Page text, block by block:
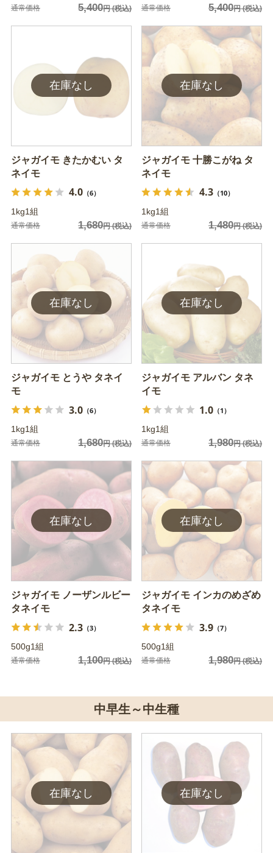
通常価格 5,400円(税込) 通常価格 5,400円(税込)
ジャガイモ きたかむい タ
ネイモ
4.0（6）
1kg1組
通常価格 1,680円(税込)
ジャガイモ 十勝こがね タ
ネイモ
4.3（10）
1kg1組
通常価格 1,480円(税込)
ジャガイモ とうや タネイ
モ
3.0（6）
1kg1組
通常価格 1,680円(税込)
ジャガイモ アルバン タネ
イモ
1.0（1）
1kg1組
通常価格 1,980円(税込)
ジャガイモ ノーザンルビー
タネイモ
2.3（3）
500g1組
通常価格 1,100円(税込)
ジャガイモ インカのめざめ
タネイモ
3.9（7）
500g1組
通常価格 1,980円(税込)
中早生～中生種